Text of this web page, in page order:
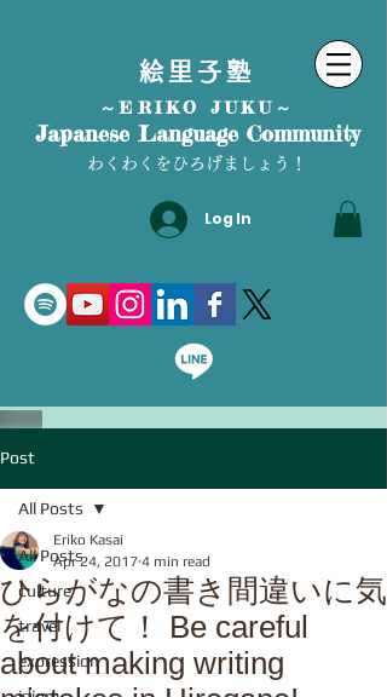
絵里子塾
～ERIKO JUKU～
Japanese Language Community
わくわくをひろげましょう！
Log In
Post
All Posts
culture
travel
expression
All Posts
ひらがなの書き間違いに気
を付けて！ Be careful
about making writing
Eriko Kasai
Apr 24, 2017 4 min read